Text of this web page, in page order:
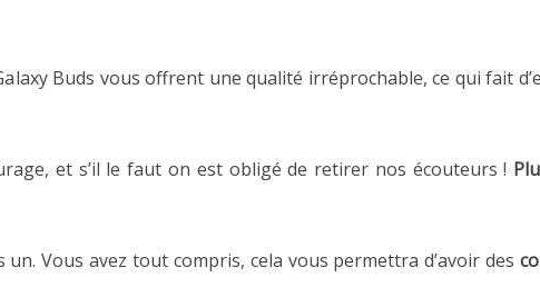
Buds vous offrent une qualité irréprochable, ce qui fait
et s’il le faut on est obligé de retirer nos écouteurs !
Vous avez tout compris, cela vous permettra d’avoir des